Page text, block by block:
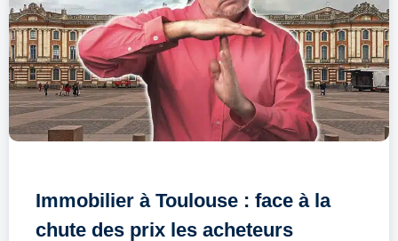
Immobilier à Toulouse : face à la
chute des prix les acheteurs